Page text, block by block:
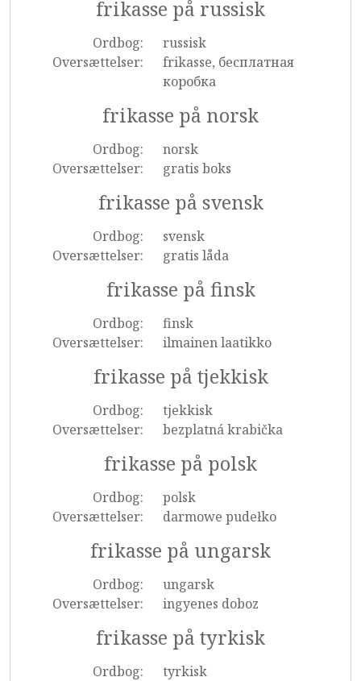
frikasse på russisk
Ordbog:
russisk
Oversættelser:
frikasse, бесплатная
коробка
frikasse på norsk
Ordbog:
norsk
Oversættelser:
gratis boks
frikasse på svensk
Ordbog:
svensk
Oversættelser:
gratis låda
frikasse på finsk
Ordbog:
finsk
Oversættelser:
ilmainen laatikko
frikasse på tjekkisk
Ordbog:
tjekkisk
Oversættelser:
bezplatná krabička
frikasse på polsk
Ordbog:
polsk
Oversættelser:
darmowe pudełko
frikasse på ungarsk
Ordbog:
ungarsk
Oversættelser:
ingyenes doboz
frikasse på tyrkisk
Ordbog:
tyrkisk